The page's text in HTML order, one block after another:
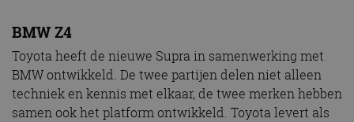
BMW Z4
Toyota heeft de nieuwe Supra in samenwerking met
BMW ontwikkeld. De twee partijen delen niet alleen
techniek en kennis met elkaar, de twee merken hebben
samen ook het platform ontwikkeld. Toyota levert als